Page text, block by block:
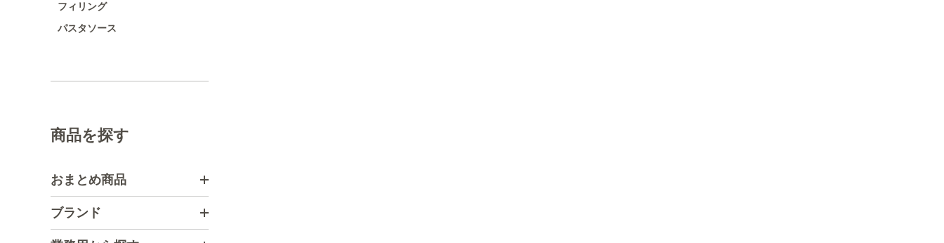
フィリング
パスタソース
商品を探す
おまとめ商品
ブランド